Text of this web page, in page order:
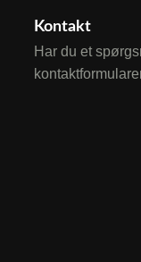
Kontakt
Har du et